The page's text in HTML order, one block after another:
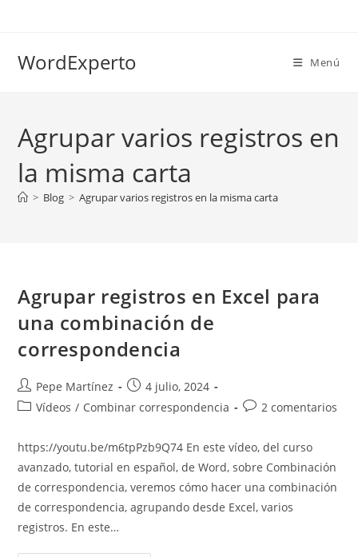
WordExperto Menú
Agrupar varios registros en
la misma carta
> Blog > Agrupar varios registros en la misma carta
Agrupar registros en Excel para
una combinación de
correspondencia
Autor
de
Pepe Martínez
Publicación
de
4 julio, 2024
Categoría
la
entrada:
Vídeos / Combinar correspondencia
Comentarios
la
entrada:
2 comentarios
https://youtu.be/m6tpPzb9Q74 En este vídeo, del curso
avanzado, tutorial en español, de Word, sobre Combinación
de correspondencia, veremos cómo hacer una combinación
de correspondencia, agrupando desde Excel, varios
registros. En este…